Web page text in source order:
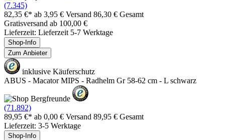
(7.345)
82,35 €* ab 3,95 € Versand 86,30 € Gesamt
Gratisversand ab 100,00 €
Lieferzeit: Lieferzeit 5-7 Werktage
Shop-Info
Zum Anbieter
inklusive Käuferschutz
ABUS - Macator MIPS - Radhelm Gr 58-62 cm - L schwarz
(71.892)
89,95 €* ab 0,00 € Versand 89,95 € Gesamt
Lieferzeit: 3-5 Werktage
Shop-Info